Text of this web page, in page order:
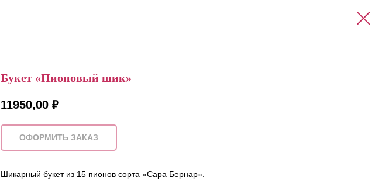
Букет «Пионовый шик»
11950,00 ₽
ОФОРМИТЬ ЗАКАЗ
Шикарный букет из 15 пионов сорта «Сара Бернар».